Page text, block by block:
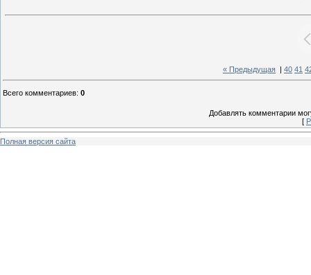
« Предыдущая 40 41
Всего комментариев: 0
Добавлять комментарии
[
Полная версия сайта